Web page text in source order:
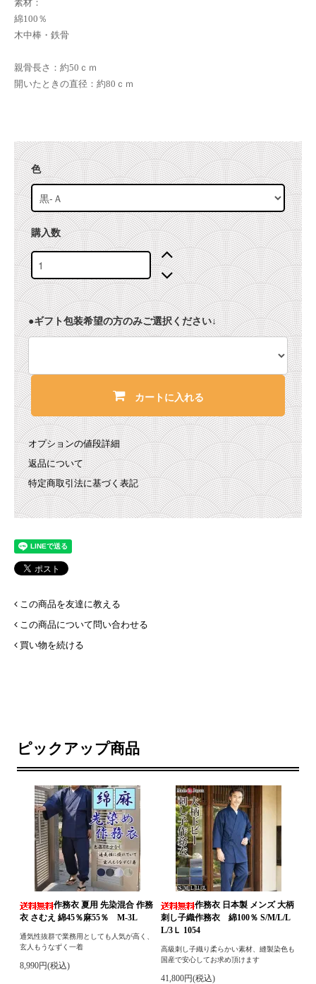
素材：
綿100％
木中棒・鉄骨
親骨長さ：約50ｃｍ
開いたときの直径：約80ｃｍ
色
購入数
●ギフト包装希望の方のみご選択ください↓
カートに入れる
オプションの値段詳細
返品について
特定商取引法に基づく表記
この商品を友達に教える
この商品について問い合わせる
買い物を続ける
ピックアップ商品
作務衣 夏用 先染混合 作務
衣 さむえ 綿45％麻55％ M-3L
通気性抜群で業務用としても人気が高く、
玄人もうなずく一着
8,990円(税込)
作務衣 日本製 メンズ 大柄
刺し子織作務衣 綿100％ S/M/L/L
L/3Ｌ 1054
高級刺し子織り柔らかい素材、縫製染色も
国産で安心してお求め頂けます
41,800円(税込)